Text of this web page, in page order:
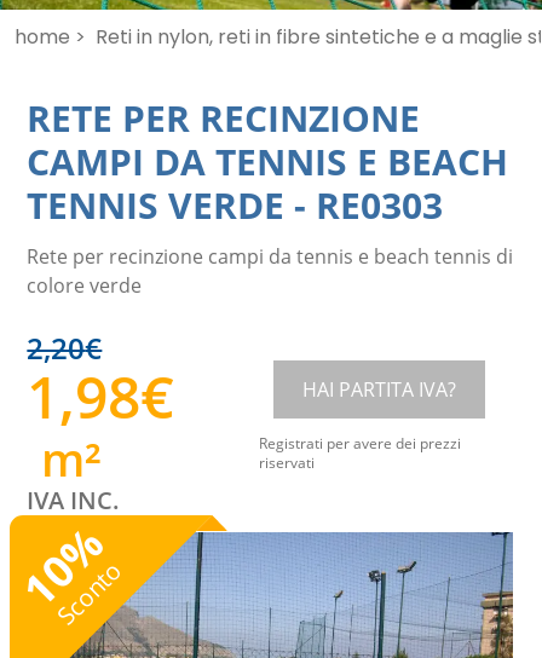
home > Reti in nylon, reti in fibre sintetiche e a maglie
RETE PER RECINZIONE
CAMPI DA TENNIS E BEACH
TENNIS VERDE - RE0303
Rete per recinzione campi da tennis e beach tennis di
colore verde
2,20€
1,98€
m²
IVA INC.
HAI PARTITA IVA?
Registrati per avere dei prezzi
riservati
10
%
Sconto